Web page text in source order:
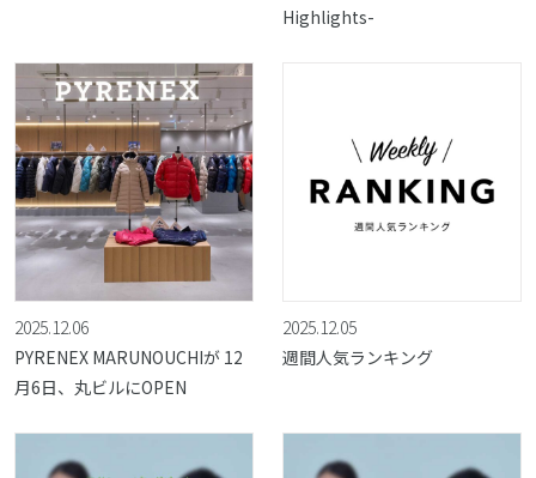
Highlights-
2025.12.06
PYRENEX MARUNOUCHIが 12
月6日、丸ビルにOPEN
2025.12.05
週間人気ランキング